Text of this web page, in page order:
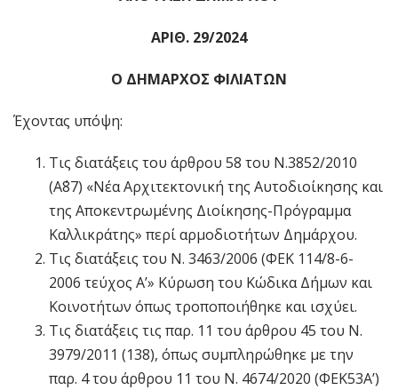
ΑΡΙΘ. 29/2024
Ο ΔΗΜΑΡΧΟΣ ΦΙΛΙΑΤΩΝ
Έχοντας υπόψη:
Τις διατάξεις του άρθρου 58 του Ν.3852/2010
(Α΄87) «Νέα Αρχιτεκτονική της Αυτοδιοίκησης και
της Αποκεντρωμένης Διοίκησης-Πρόγραμμα
Καλλικράτης» περί αρμοδιοτήτων Δημάρχου.
Τις διατάξεις του Ν. 3463/2006 (ΦΕΚ 114/8-6-
2006 τεύχος Α’» Κύρωση του Κώδικα Δήμων και
Κοινοτήτων όπως τροποποιήθηκε και ισχύει.
Τις διατάξεις τις παρ. 11 του άρθρου 45 του Ν.
3979/2011 (138), όπως συμπληρώθηκε με την
παρ. 4 του άρθρου 11 του Ν. 4674/2020 (ΦΕΚ53Α’)